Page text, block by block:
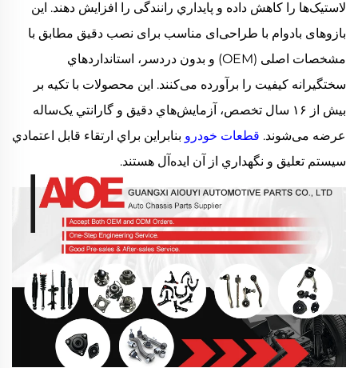
لاستیک‌ها را کاهش داده و پایداري رانندگی را افزایش دهند. این
بازوهای بادوام با طراحی‌ای مناسب برای نصب دقیق مطابق با
مشخصات اصلی (OEM) و بدون دردسر، استانداردهاي
سختگيرانه کيفيت را برآورده می‌کنند. اين محصولات با تکيه بر
بيش از ۱۶ سال تخصص، آزمايش‌هاي دقیق و گارانتي یک‌ساله
عرضه می‌شوند. قطعات خودرو بنابراين براي ارتقاء قابل اعتمادي
سيستم تعلیق و نگهداري از آن ایده‌آل هستند.